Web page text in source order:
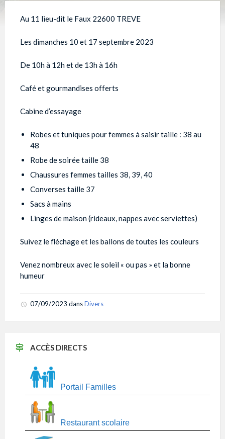
Au 11 lieu-dit le Faux 22600 TREVE
Les dimanches 10 et 17 septembre 2023
De 10h à 12h et de 13h à 16h
Café et gourmandises offerts
Cabine d’essayage
Robes et tuniques pour femmes à saisir taille : 38 au
48
Robe de soirée taille 38
Chaussures femmes tailles 38, 39, 40
Converses taille 37
Sacs à mains
Linges de maison (rideaux, nappes avec serviettes)
Suivez le fléchage et les ballons de toutes les couleurs
Venez nombreux avec le soleil « ou pas » et la bonne
humeur
07/09/2023 dansDivers
ACCÈS DIRECTS
Portail Familles
Restaurant scolaire